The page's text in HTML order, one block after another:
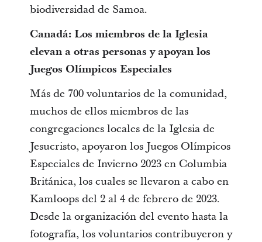
biodiversidad de Samoa.
Canadá: Los miembros de la Iglesia
elevan a otras personas y apoyan los
Juegos Olímpicos Especiales
Más de 700 voluntarios de la comunidad,
muchos de ellos miembros de las
congregaciones locales de la Iglesia de
Jesucristo, apoyaron los Juegos Olímpicos
Especiales de Invierno 2023 en Columbia
Británica, los cuales se llevaron a cabo en
Kamloops del 2 al 4 de febrero de 2023.
Desde la organización del evento hasta la
fotografía, los voluntarios contribuyeron y